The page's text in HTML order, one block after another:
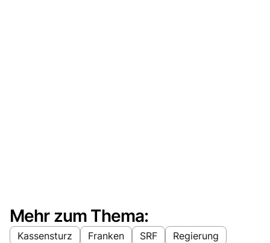
Mehr zum Thema:
Kassensturz Franken SRF Regierung